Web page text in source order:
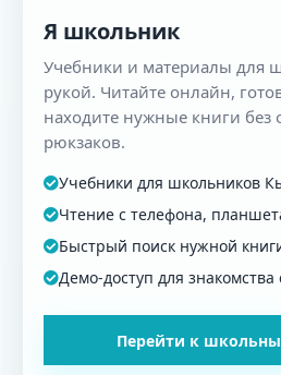
Я школьник
Учебники и материалы для
рукой. Читайте онлайн,
находите нужные книги без
рюкзаков.
Учебники для школьников
Чтение с телефона,
Быстрый поиск нужной
Демо-доступ для
Перейти к